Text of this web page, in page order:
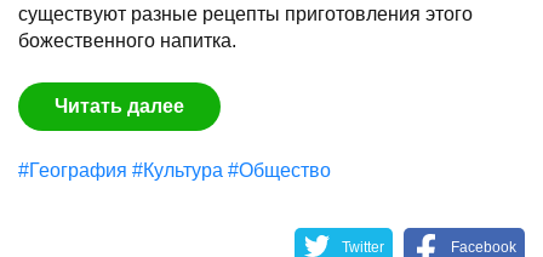
существуют разные рецепты приготовления этого
божественного напитка.
Читать далее
#География #Культура #Общество
Twitter Facebook